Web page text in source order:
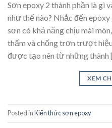
Sơn epoxy 2 thành phần là gì
như thế nào? Nhắc đến
sơn có khả năng chịu mài
thấm và chống trơn trượt
được tạo nên từ những thành
XEM
Posted inKiến thức sơn epoxy